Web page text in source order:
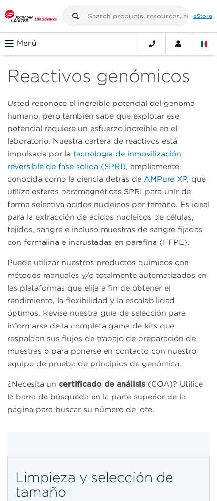
eStore
Menú
Reactivos genómicos
Usted reconoce el increíble potencial del genoma
humano, pero también sabe que explotar ese
potencial requiere un esfuerzo increíble en el
laboratorio. Nuestra cartera de reactivos está
impulsada por la tecnología de inmovilización
reversible de fase sólida (SPRI), ampliamente
conocida como la ciencia detrás de AMPure XP, que
utiliza esferas paramagnéticas SPRI para unir de
forma selectiva ácidos nucleicos por tamaño. Es ideal
para la extracción de ácidos nucleicos de células,
tejidos, sangre e incluso muestras de sangre fijadas
con formalina e incrustadas en parafina (FFPE).
Puede utilizar nuestros productos químicos con
métodos manuales y/o totalmente automatizados en
las plataformas que elija a fin de obtener el
rendimiento, la flexibilidad y la escalabilidad
óptimos. Revise nuestra guía de selección para
informarse de la completa gama de kits que
respaldan sus flujos de trabajo de preparación de
muestras o para ponerse en contacto con nuestro
equipo de prueba de principios de genómica.
¿Necesita un certificado de análisis (COA)? Utilice
la barra de búsqueda en la parte superior de la
página para buscar su número de lote.
Limpieza y selección de
tamaño